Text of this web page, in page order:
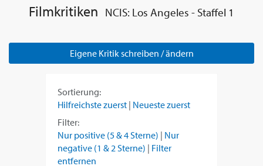
Filmkritiken NCIS: Los Angeles - Staffel 1
Eigene Kritik schreiben / ändern
Sortierung:
Hilfreichste zuerst | Neueste zuerst
Filter:
Nur positive (5 & 4 Sterne) | Nur
negative (1 & 2 Sterne) | Filter
entfernen